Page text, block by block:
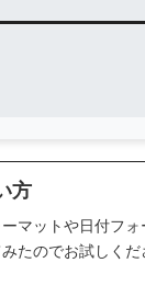
方
マットや日付フ
たのでお試しく